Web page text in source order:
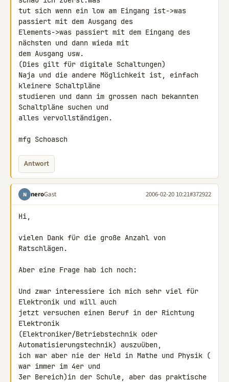
tut sich wenn ein low am Eingang ist->was
passiert mit dem Ausgang des
Elements->was passiert mit dem Eingang des
nächsten und dann wieda mit
dem Ausgang usw.
(Dies gilt für digitale Schaltungen)
Naja und die andere Möglichkeit ist, einfach
kleinere Schaltpläne
studieren und dann im grossen nach bekannten
Schaltpläne suchen und
alles vervollständigen.
mfg Schoasch
Antwort
N neroGast 2006-02-20 10:21#372922
Hi,
vielen Dank für die große Anzahl von
Ratschlägen.
Aber eine Frage hab ich noch:
Und zwar interessiere ich mich sehr viel für
Elektronik und will auch
jetzt versuchen einen Beruf in der Richtung
Elektronik
(Elektroniker/Betriebstechnik oder
Automatisierungstechnik) auszuüben,
ich war aber nie der Held in Mathe und Physik (
war immer im 4er und
3er Bereich)in der Schule, aber das praktische